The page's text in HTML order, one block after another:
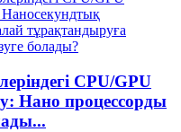
CPU/GPU
Нано процессорды